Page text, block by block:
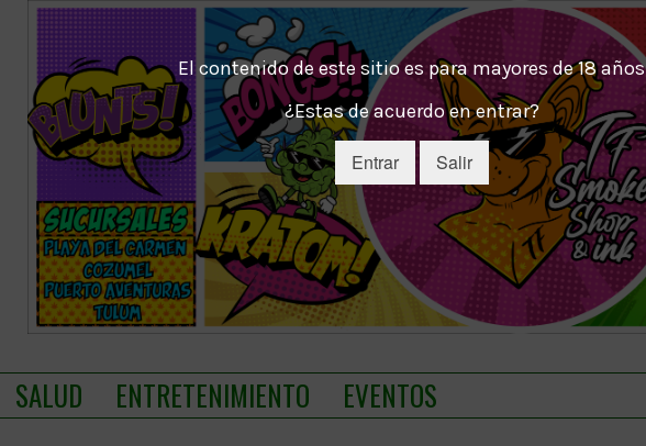
El contenido de este sitio es para mayores de 18 años
¿Estas de acuerdo en entrar?
Entrar Salir
SALUD ENTRETENIMIENTO EVENTOS